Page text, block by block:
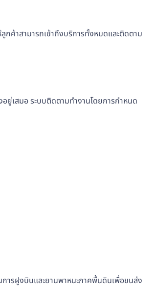
ค้าสามารถเข้าถึงบริการทั้งหมดและติดตาม
ยู่เสมอ ระบบติดตามทำงานโดยการกำหนด
ารฝูงบินและยานพาหนะภาคพื้นดินเพื่อขนส่ง